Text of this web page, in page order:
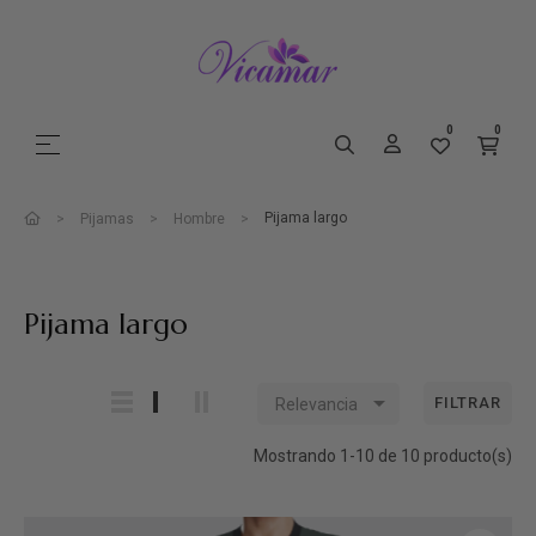
Navegación de palanca
☰ 0 0
Pijamas Hombre Pijama largo
Pijama largo
Relevancia  FILTRAR
Mostrando 1-10 de 10 producto(s)